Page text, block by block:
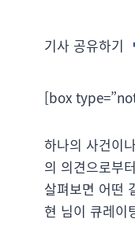
기사 공유하기
[box
하나의 사건이
의 의견으로부
살펴보면 어떤
현 님이 큐레이